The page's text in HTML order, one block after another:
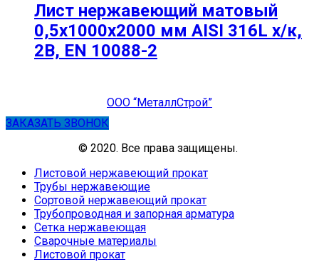
Лист нержавеющий матовый
0,5х1000х2000 мм AISI 316L х/к,
2B, EN 10088-2
ООО “МеталлСтрой”
ЗАКАЗАТЬ ЗВОНОК
© 2020. Все права защищены.
Листовой нержавеющий прокат
Трубы нержавеющие
Сортовой нержавеющий прокат
Трубопроводная и запорная арматура
Сетка нержавеющая
Сварочные материалы
Листовой прокат